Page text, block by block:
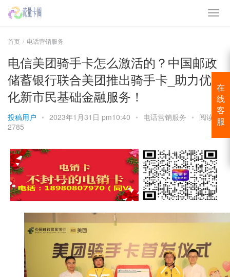
首页 电话营销服务
电信美团骑手卡怎么激活的？中国邮政
储蓄银行联合美团推出骑手卡_助力优
化新市民基础金融服务！
投稿用户 • 2023年1月31日 pm10:40 • 电话营销服务 • 阅读
2785
在
线
客
服